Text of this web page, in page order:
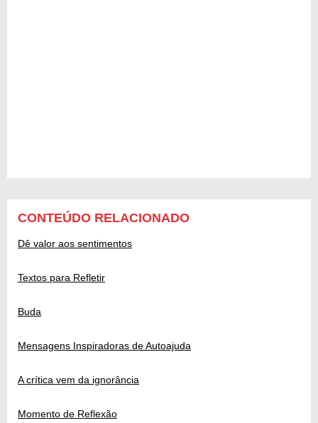
CONTEÚDO RELACIONADO
Dê valor aos sentimentos
Textos para Refletir
Buda
Mensagens Inspiradoras de Autoajuda
A crítica vem da ignorância
Momento de Reflexão